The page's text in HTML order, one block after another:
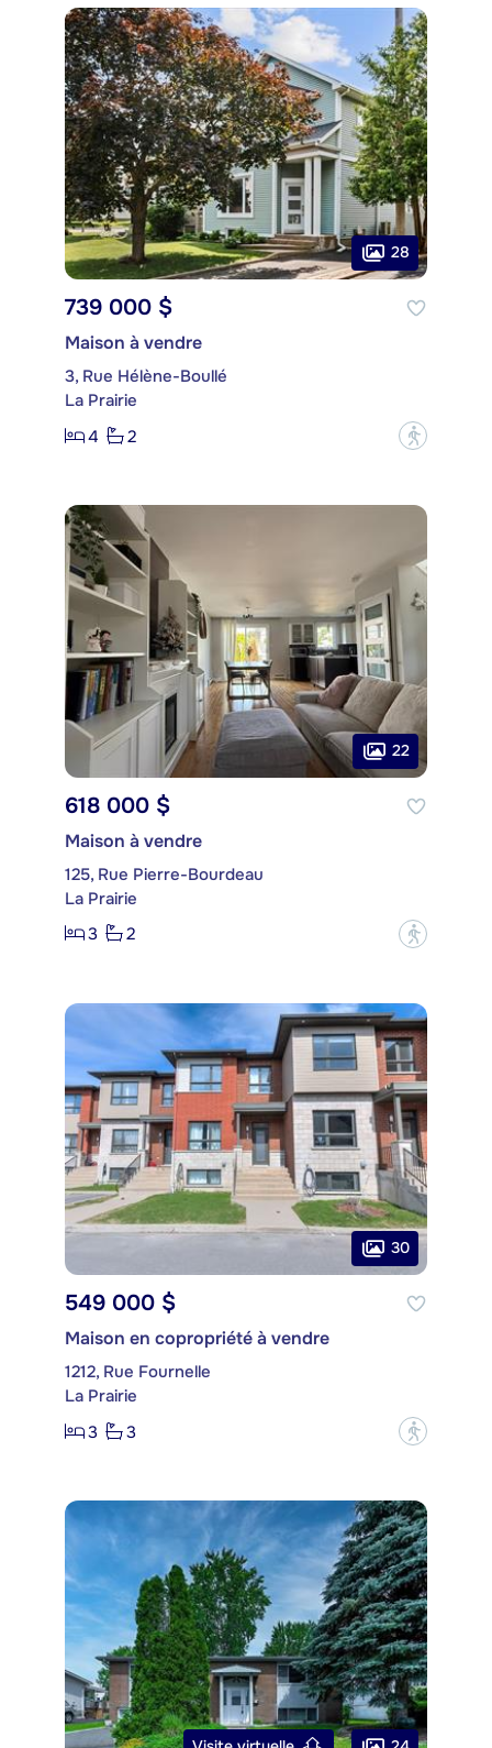
28
739 000 $
Maison à vendre
3, Rue Hélène-Boullé
La Prairie
4
2 ?
22
618 000 $
Maison à vendre
125, Rue Pierre-Bourdeau
La Prairie
3
2 ?
30
549 000 $
Maison en copropriété à vendre
1212, Rue Fournelle
La Prairie
3
3 ?